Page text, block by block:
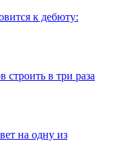
к дебюту:
в три раза
на одну из